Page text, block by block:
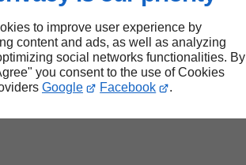
to improve user experience by
content and ads, as well as analyzing
social networks functionalities. By
you consent to the use of Cookies
Google Facebook .